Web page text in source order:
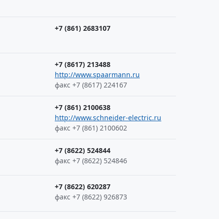
+7 (861) 2683107
+7 (8617) 213488
http://www.spaarmann.ru
факс +7 (8617) 224167
+7 (861) 2100638
http://www.schneider-electric.ru
факс +7 (861) 2100602
+7 (8622) 524844
факс +7 (8622) 524846
+7 (8622) 620287
факс +7 (8622) 926873